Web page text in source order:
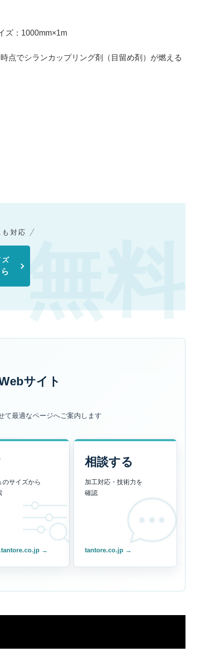
ズ：1000mm×1m
でシランカップリング剤（目留め剤）が燃える
ズ
対応
サイト
て最適なページへご案内します
のサイズから
→
相談する
加工対応・技術力を
確認
tantore.co.jp →